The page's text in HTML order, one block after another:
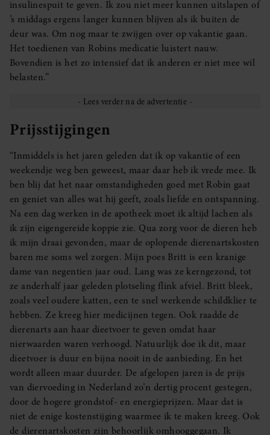
insulinespuit te geven. Ik zou niet meer kunnen uitslapen of
’s middags ergens langer kunnen blijven als ik buiten de
deur was. Om nog maar te zwijgen over op vakantie gaan.
Het toedienen van Robins medicatie luistert nauw.
Bovendien is het zo intensief dat ik anderen er niet mee wil
belasten.”
Prijsstijgingen
“Inmiddels is het jaren geleden dat ik op vakantie of een
weekendje weg ben geweest, maar daar heb ik vrede mee. Ik
ben blij dat het naar omstandigheden goed met Robin gaat
en geniet van alles wat hij geeft, zoals liefde en ontspanning.
Na een dag werken in de apotheek moet ik altijd lachen als
ik zijn eigengereide koppie zie. Qua zorg voor de dieren heb
ik mijn draai gevonden, maar de oplopende dierenartskosten
baren me soms wel zorgen. Mijn poes Britt is een kranige
dame van negentien jaar oud. Lang was ze kerngezond, tot
ze anderhalf jaar geleden plotseling flink afviel. Britt bleek,
zoals veel oudere katten, een te snel werkende schildklier te
hebben. Ze kreeg hier medicijnen tegen. Ook raadde de
dierenarts aan haar dieetvoer te geven omdat haar
nierwaarden waren verhoogd. Natuurlijk doe ik dit, maar
dieetvoer is duur en bijna nooit in de aanbieding. En het
wordt alleen maar duurder. De afgelopen jaren is de prijs
van diervoeding in Nederland zo’n dertig procent gestegen,
door de hogere grondstof- en energieprijzen. Maar dat is
niet de enige kostenstijging waarmee ik te maken kreeg. Ook
de dierenartskosten zijn behoorlijk omhooggegaan. Ik